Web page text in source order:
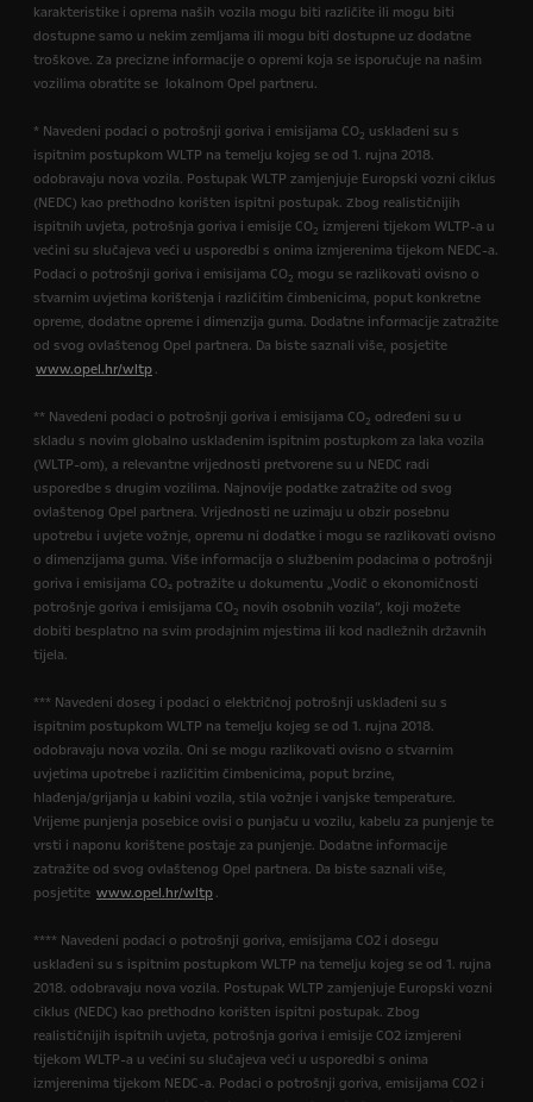
karakteristike i oprema naših vozila mogu biti različite ili mogu biti
dostupne samo u nekim zemljama ili mogu biti dostupne uz dodatne
troškove. Za precizne informacije o opremi koja se isporučuje na našim
vozilima obratite se lokalnom Opel partneru.
* Navedeni podaci o potrošnji goriva i emisijama CO2 usklađeni su s
ispitnim postupkom WLTP na temelju kojeg se od 1. rujna 2018.
odobravaju nova vozila. Postupak WLTP zamjenjuje Europski vozni ciklus
(NEDC) kao prethodno korišten ispitni postupak. Zbog realističnijih
ispitnih uvjeta, potrošnja goriva i emisije CO2 izmjereni tijekom WLTP-a u
većini su slučajeva veći u usporedbi s onima izmjerenima tijekom NEDC-a.
Podaci o potrošnji goriva i emisijama CO2 mogu se razlikovati ovisno o
stvarnim uvjetima korištenja i različitim čimbenicima, poput konkretne
opreme, dodatne opreme i dimenzija guma. Dodatne informacije zatražite
od svog ovlaštenog Opel partnera. Da biste saznali više, posjetite
www.opel.hr/wltp .
** Navedeni podaci o potrošnji goriva i emisijama CO2 određeni su u
skladu s novim globalno usklađenim ispitnim postupkom za laka vozila
(WLTP-om), a relevantne vrijednosti pretvorene su u NEDC radi
usporedbe s drugim vozilima. Najnovije podatke zatražite od svog
ovlaštenog Opel partnera. Vrijednosti ne uzimaju u obzir posebnu
upotrebu i uvjete vožnje, opremu ni dodatke i mogu se razlikovati ovisno
o dimenzijama guma. Više informacija o službenim podacima o potrošnji
goriva i emisijama CO₂ potražite u dokumentu „Vodič o ekonomičnosti
potrošnje goriva i emisijama CO2 novih osobnih vozila”, koji možete
dobiti besplatno na svim prodajnim mjestima ili kod nadležnih državnih
tijela.
*** Navedeni doseg i podaci o električnoj potrošnji usklađeni su s
ispitnim postupkom WLTP na temelju kojeg se od 1. rujna 2018.
odobravaju nova vozila. Oni se mogu razlikovati ovisno o stvarnim
uvjetima upotrebe i različitim čimbenicima, poput brzine,
hlađenja/grijanja u kabini vozila, stila vožnje i vanjske temperature.
Vrijeme punjenja posebice ovisi o punjaču u vozilu, kabelu za punjenje te
vrsti i naponu korištene postaje za punjenje. Dodatne informacije
zatražite od svog ovlaštenog Opel partnera. Da biste saznali više,
posjetite www.opel.hr/wltp .
**** Navedeni podaci o potrošnji goriva, emisijama CO2 i dosegu
usklađeni su s ispitnim postupkom WLTP na temelju kojeg se od 1. rujna
2018. odobravaju nova vozila. Postupak WLTP zamjenjuje Europski vozni
ciklus (NEDC) kao prethodno korišten ispitni postupak. Zbog
realističnijih ispitnih uvjeta, potrošnja goriva i emisije CO2 izmjereni
tijekom WLTP-a u većini su slučajeva veći u usporedbi s onima
izmjerenima tijekom NEDC-a. Podaci o potrošnji goriva, emisijama CO2 i